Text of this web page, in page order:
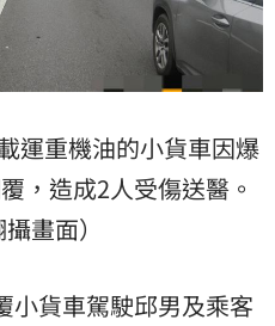
運重機油的小貨車因爆
，造成2人受傷送醫。
畫面）
小貨車駕駛邱男及乘客